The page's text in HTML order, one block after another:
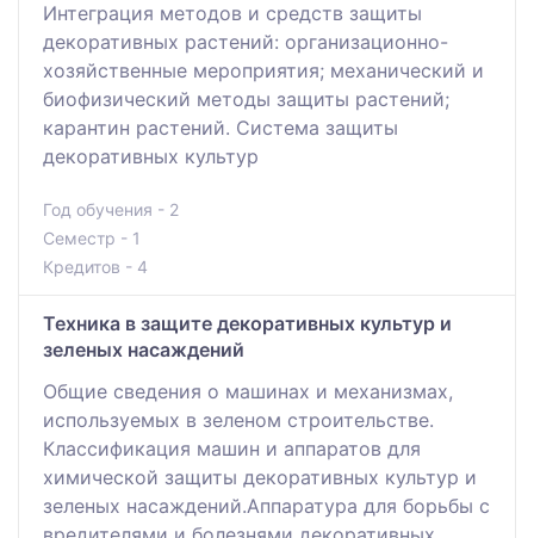
Интеграция методов и средств защиты
декоративных растений: организационно-
хозяйственные мероприятия; механический и
биофизический методы защиты растений;
карантин растений. Система защиты
декоративных культур
Год обучения - 2
Семестр - 1
Кредитов - 4
Техника в защите декоративных культур и
зеленых насаждений
Общие сведения о машинах и механизмах,
используемых в зеленом строительстве.
Классификация машин и аппаратов для
химической защиты декоративных культур и
зеленых насаждений.Аппаратура для борьбы с